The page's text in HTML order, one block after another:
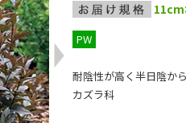
PW
耐陰性が高く半日陰か
カズラ科